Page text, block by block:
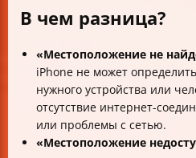
В чем разница?
«Местоположение не
iPhone не может
нужного устройства или
отсутствие интернет-
или проблемы с сетью.
«Местоположение